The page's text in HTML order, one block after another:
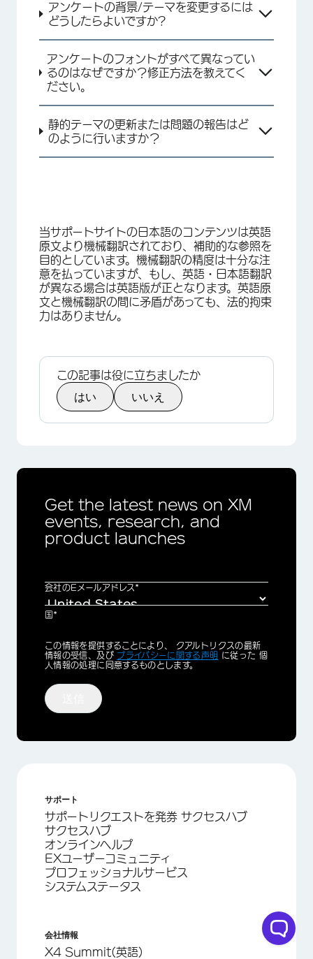
アンケートの背景/テーマを変更するには
どうしたらよいですか?
アンケートのフォントがすべて異なってい
るのはなぜですか？修正方法を教えてく
ださい。
静的テーマの更新または問題の報告はど
のように行いますか？
当サポートサイトの日本語のコンテンツは英語
原文より機械翻訳されており、補助的な参照を
目的としています。機械翻訳の精度は十分な注
意を払っていますが、もし、英語・日本語翻訳
が異なる場合は英語版が正となります。英語原
文と機械翻訳の間に矛盾があっても、法的拘束
力はありません。
この記事は役に立ちましたか
はい いいえ
Get the latest news on XM
events, research, and
product launches
会社のEメールアドレス*
国*
Privacy
Optin
この情報を提供することにより、 クアルトリクスの最新
情報の受信、及び プライバシーに関する声明 に従った 個
人情報の処理に同意するものとします。
サポート
サポートリクエストを発券 サクセスハブ
サクセスハブ
オンラインヘルプ
EXユーザーコミュニティ
プロフェッショナルサービス
システムステータス
会社情報
X4 Summit(英語)